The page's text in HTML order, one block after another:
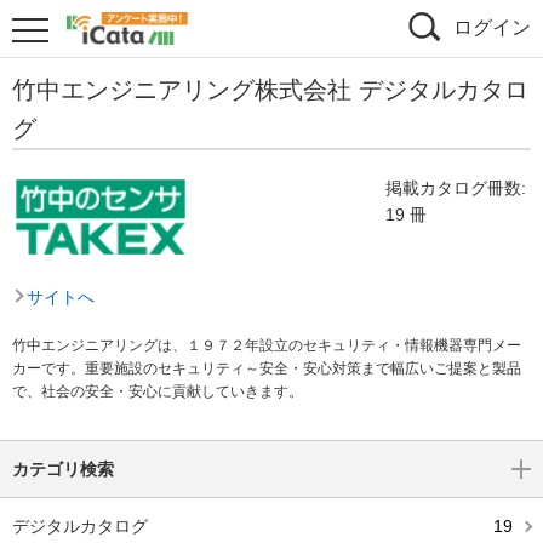
ログイン
竹中エンジニアリング株式会社 デジタルカタロ
グ
掲載カタログ冊数:
19 冊
サイトへ
竹中エンジニアリングは、１９７２年設立のセキュリティ・情報機器専門メー
カーです。重要施設のセキュリティ～安全・安心対策まで幅広いご提案と製品
で、社会の安全・安心に貢献していきます。
カテゴリ検索
デジタルカタログ 19